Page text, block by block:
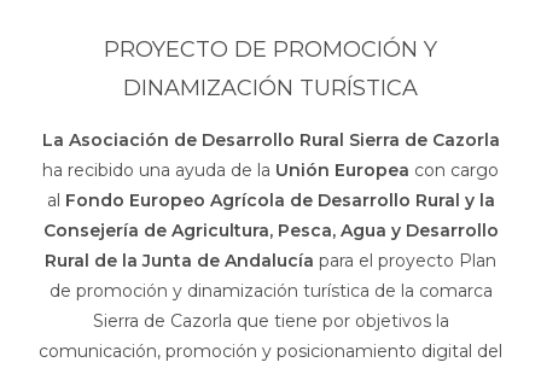
PROYECTO DE PROMOCIÓN Y
DINAMIZACIÓN TURÍSTICA
La Asociación de Desarrollo Rural Sierra de Cazorla
ha recibido una ayuda de la Unión Europea con cargo
al Fondo Europeo Agrícola de Desarrollo Rural y la
Consejería de Agricultura, Pesca, Agua y Desarrollo
Rural de la Junta de Andalucía para el proyecto Plan
de promoción y dinamización turística de la comarca
Sierra de Cazorla que tiene por objetivos la
comunicación, promoción y posicionamiento digital del